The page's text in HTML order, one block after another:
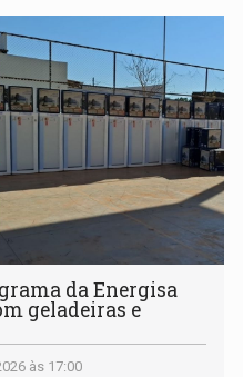
da Energisa
geladeiras e
às 17:00